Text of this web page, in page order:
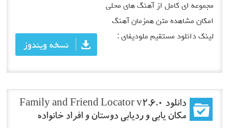
مجموعه ای کامل از آهنگ های محلی
امکان مشاهده متن همزمان آهنگ
لینک دانلود مستقیم ملودیفای :
نسخه ویندوز
دانلود Family and Friend Locator v2.6.0
مکان یابی و ردیابی دوستان و افراد خانواده